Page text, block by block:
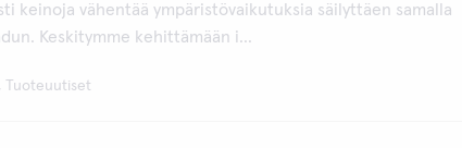
keinoja vähentää ympäristövaikutuksia säilyttäen samalla
Keskitymme kehittämään i...
Tuoteuutiset